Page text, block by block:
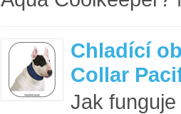
Chladící
Collar
Jak